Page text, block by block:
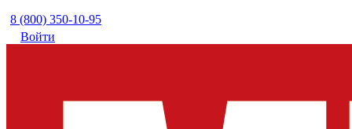
8 (800) 350-10-95
Войти